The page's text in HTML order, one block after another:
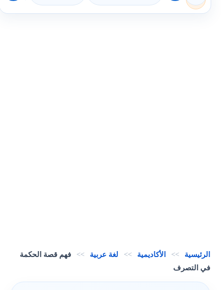
الرئيسية >> الأكاديمية >> لغة عربية >>
فهم قصة الحكمة
في التصرف